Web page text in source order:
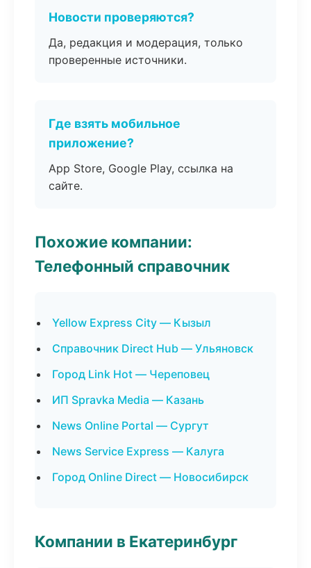
Новости проверяются?
Да, редакция и модерация, только
проверенные источники.
Где взять мобильное
приложение?
App Store, Google Play, ссылка на
сайте.
Похожие компании:
Телефонный справочник
Yellow Express City — Кызыл
Справочник Direct Hub — Ульяновск
Город Link Hot — Череповец
ИП Spravka Media — Казань
News Online Portal — Сургут
News Service Express — Калуга
Город Online Direct — Новосибирск
Компании в Екатеринбург